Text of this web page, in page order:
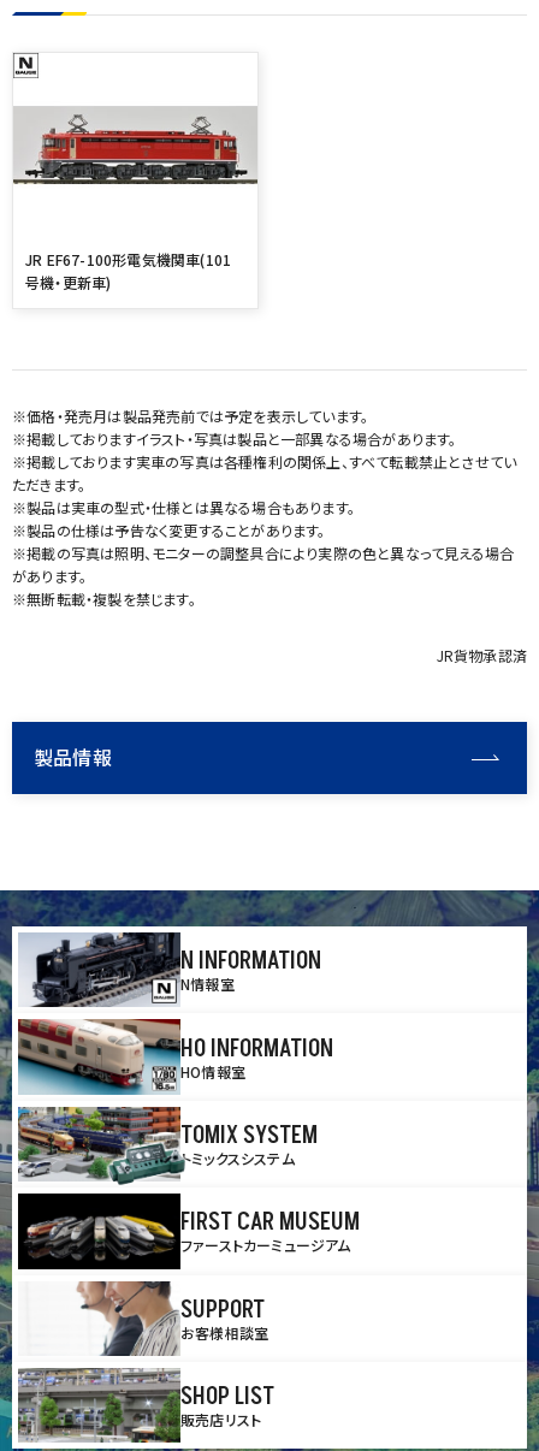
JR EF67-100形電気機関車(101
号機・更新車)
※価格・発売月は製品発売前では予定を表示しています。
※掲載しておりますイラスト・写真は製品と一部異なる場合があります。
※掲載しております実車の写真は各種権利の関係上、すべて転載禁止とさせてい
ただきます。
※製品は実車の型式・仕様とは異なる場合もあります。
※製品の仕様は予告なく変更することがあります。
※掲載の写真は照明、モニターの調整具合により実際の色と異なって見える場合
があります。
※無断転載・複製を禁じます。
JR貨物承認済
製品情報
N INFORMATION
N情報室
HO INFORMATION
HO情報室
TOMIX SYSTEM
トミックスシステム
FIRST CAR MUSEUM
ファーストカーミュージアム
SUPPORT
お客様相談室
SHOP LIST
販売店リスト